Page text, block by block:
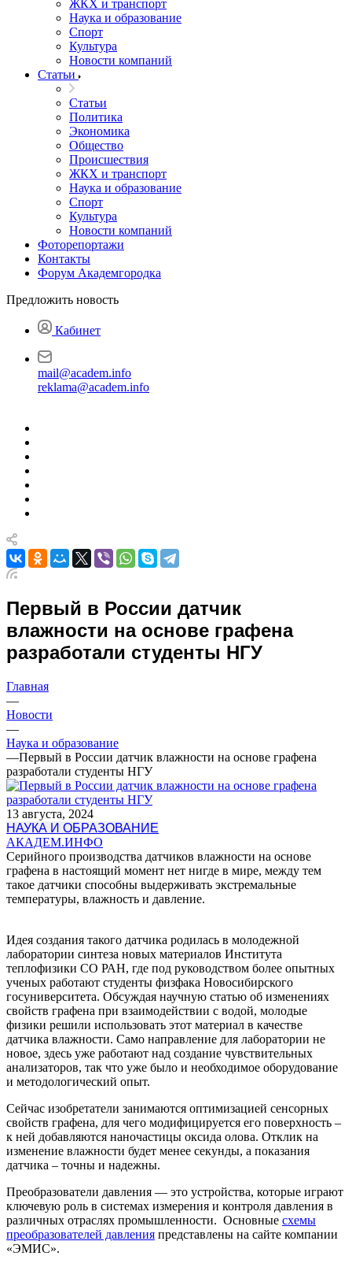
ЖКХ и транспорт
Наука и образование
Спорт
Культура
Новости компаний
Статьи
Статьи
Политика
Экономика
Общество
Происшествия
ЖКХ и транспорт
Наука и образование
Спорт
Культура
Новости компаний
Фоторепортажи
Контакты
Форум Академгородка
Предложить новость
Кабинет
mail@academ.info
reklama@academ.info
Первый в России датчик
влажности на основе графена
разработали студенты НГУ
Главная
—
Новости
—
Наука и образование
—Первый в России датчик влажности на основе графена
разработали студенты НГУ
13 августа, 2024
НАУКА И ОБРАЗОВАНИЕ
АКАДЕМ.ИНФО
Серийного производства датчиков влажности на основе
графена в настоящий момент нет нигде в мире, между тем
такое датчики способны выдерживать экстремальные
температуры, влажность и давление.
Идея создания такого датчика родилась в молодежной
лаборатории синтеза новых материалов Института
теплофизики СО РАН, где под руководством более опытных
ученых работают студенты физфака Новосибирского
госуниверситета. Обсуждая научную статью об изменениях
свойств графена при взаимодействии с водой, молодые
физики решили использовать этот материал в качестве
датчика влажности. Само направление для лаборатории не
новое, здесь уже работают над создание чувствительных
анализаторов, так что уже было и необходимое оборудование
и методологический опыт.
Сейчас изобретатели занимаются оптимизацией сенсорных
свойств графена, для чего модифицируется его поверхность ‒
к ней добавляются наночастицы оксида олова. Отклик на
изменение влажности будет менее секунды, а показания
датчика ‒ точны и надежны.
Преобразователи давления — это устройства, которые играют
ключевую роль в системах измерения и контроля давления в
различных отраслях промышленности. Основные схемы
преобразователей давления представлены на сайте компании
«ЭМИС».